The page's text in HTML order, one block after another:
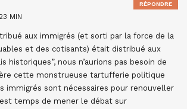
MIN
aux immigrés (et sorti par la force de la
et des cotisants) était distribué aux
historiques”, nous n’aurions pas besoin de
cette monstrueuse tartufferie politique
immigrés sont nécessaires pour renouveller
temps de mener le débat sur
RÉPONDRE